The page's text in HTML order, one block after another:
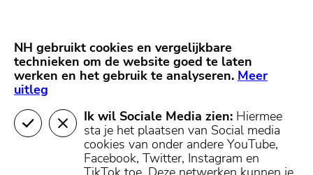
Mijn regio
NH gebruikt cookies en vergelijkbare
technieken om de website goed te laten
werken en het gebruik te analyseren. Meer
uitleg
Ik wil Sociale Media zien: Hiermee
sta je het plaatsen van Social media
cookies van onder andere YouTube,
Facebook, Twitter, Instagram en